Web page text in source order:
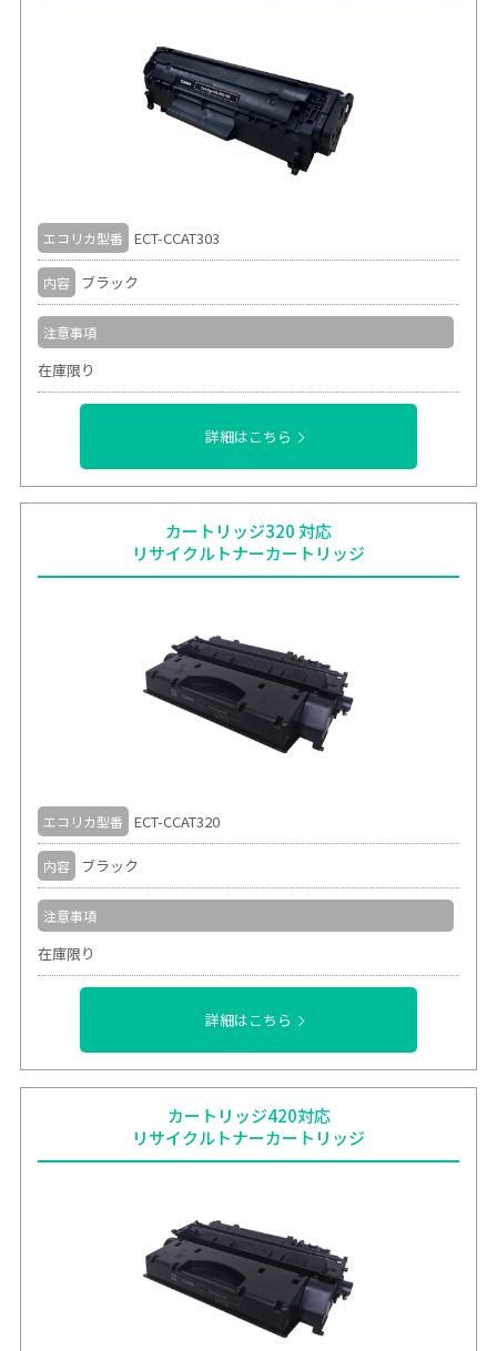
エコリカ型番 ECT-CCAT303
内容 ブラック
注意事項
在庫限り
詳細はこちら
カートリッジ320 対応
リサイクルトナーカートリッジ
エコリカ型番 ECT-CCAT320
内容 ブラック
注意事項
在庫限り
詳細はこちら
カートリッジ420対応
リサイクルトナーカートリッジ